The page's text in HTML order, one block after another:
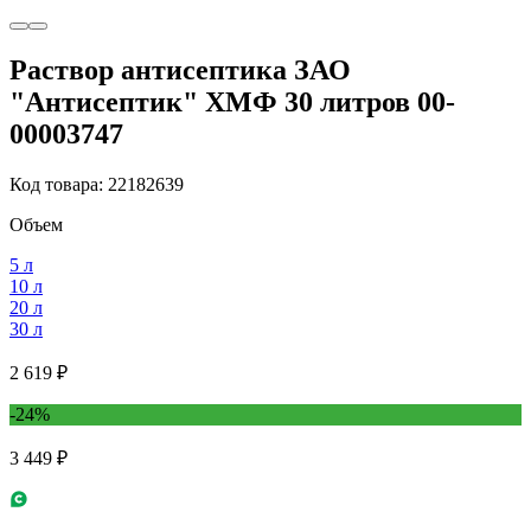
Раствор антисептика ЗАО
"Антисептик" ХМФ 30 литров 00-
00003747
Код товара: 22182639
Объем
5 л
10 л
20 л
30 л
2 619 ₽
-24%
3 449 ₽